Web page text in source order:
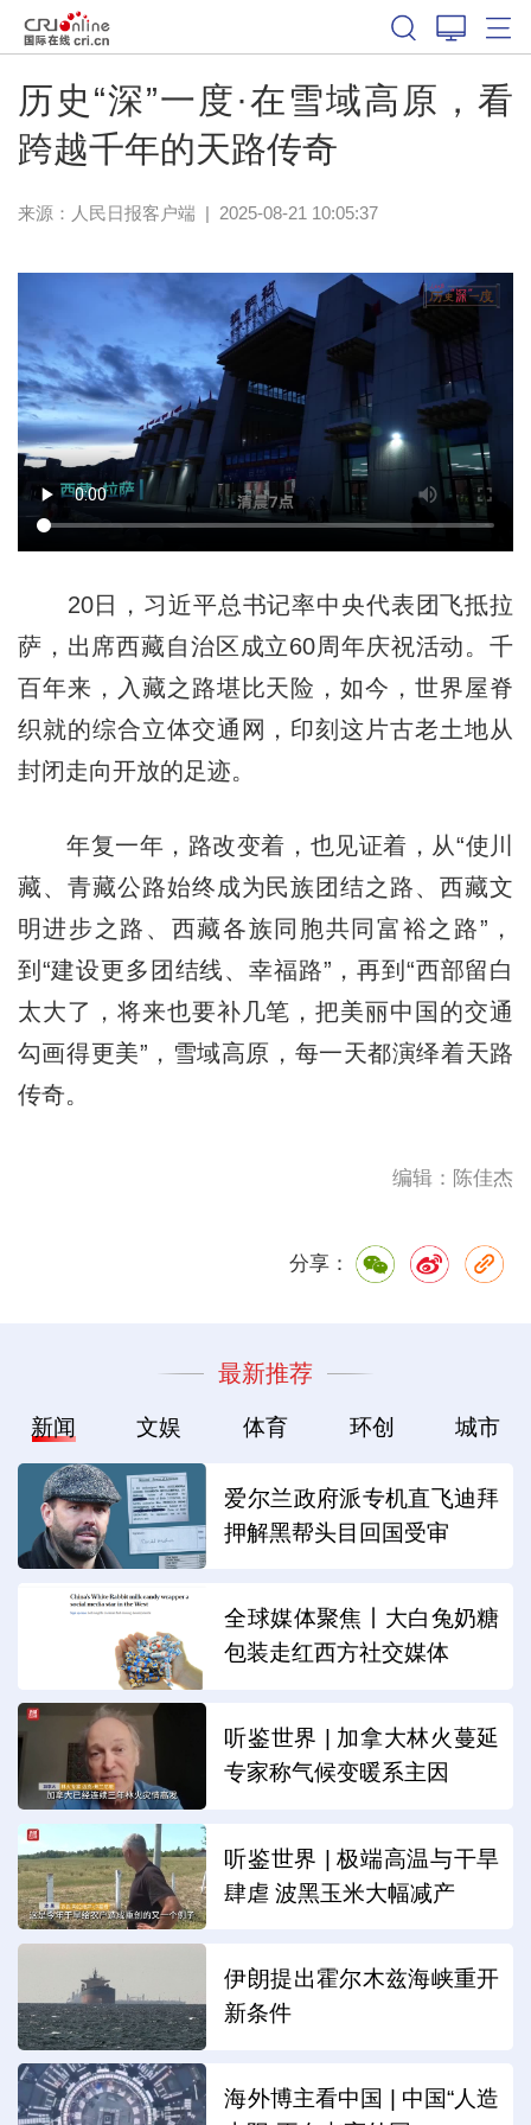
历史“深”一度·在雪域高原，看
跨越千年的天路传奇
来源： 人民日报客户端 | 2025-08-21 10:05:37
20日，习近平总书记率中央代表团飞抵拉
萨，出席西藏自治区成立60周年庆祝活动。千
百年来，入藏之路堪比天险，如今，世界屋脊
织就的综合立体交通网，印刻这片古老土地从
封闭走向开放的足迹。
年复一年，路改变着，也见证着，从“使川
藏、青藏公路始终成为民族团结之路、西藏文
明进步之路、西藏各族同胞共同富裕之路”，
到“建设更多团结线、幸福路”，再到“西部留白
太大了，将来也要补几笔，把美丽中国的交通
勾画得更美”，雪域高原，每一天都演绎着天路
传奇。
编辑：陈佳杰
分享：
最新推荐
新闻 文娱 体育 环创 城市
爱尔兰政府派专机直飞迪拜
押解黑帮头目回国受审
全球媒体聚焦丨大白兔奶糖
包装走红西方社交媒体
听鉴世界 | 加拿大林火蔓延
专家称气候变暖系主因
听鉴世界 | 极端高温与干旱
肆虐 波黑玉米大幅减产
伊朗提出霍尔木兹海峡重开
新条件
海外博主看中国 | 中国“人造